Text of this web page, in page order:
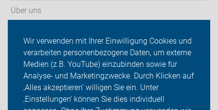
Wir verwenden mit Ihrer Einwilligung Cookies und
verarbeiten personenbezogene Daten, um externe
Medien (z.B. YouTube) einzubinden sowie für
Analyse- und Marketingzwecke. Durch Klicken auf
‚Alles akzeptieren‘ willigen Sie ein. Unter
‚Einstellungen‘ können Sie dies individuell
Über uns
ADFC Heinsberg
Sei dabei
Presse